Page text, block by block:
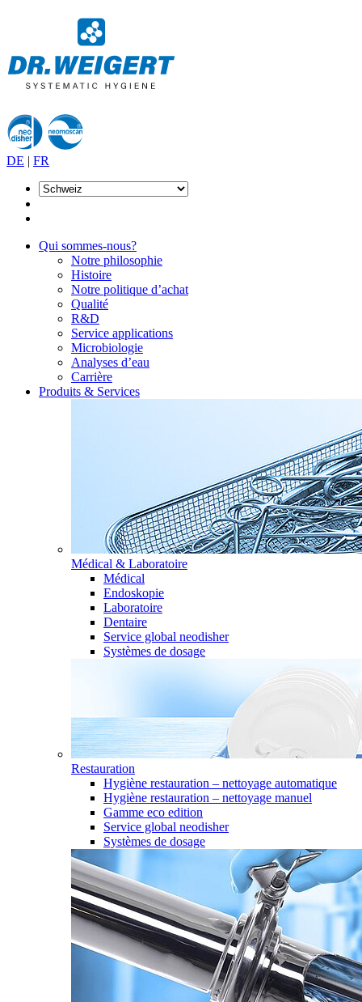
DE | FR
Qui sommes-nous?
Notre philosophie
Histoire
Notre politique d’achat
Qualité
R&D
Service applications
Microbiologie
Analyses d’eau
Carrière
Produits & Services
Médical & Laboratoire
Médical
Endoskopie
Laboratoire
Dentaire
Service global neodisher
Systèmes de dosage
Restauration
Hygiène restauration – nettoyage automatique
Hygiène restauration – nettoyage manuel
Gamme eco edition
Service global neodisher
Systèmes de dosage